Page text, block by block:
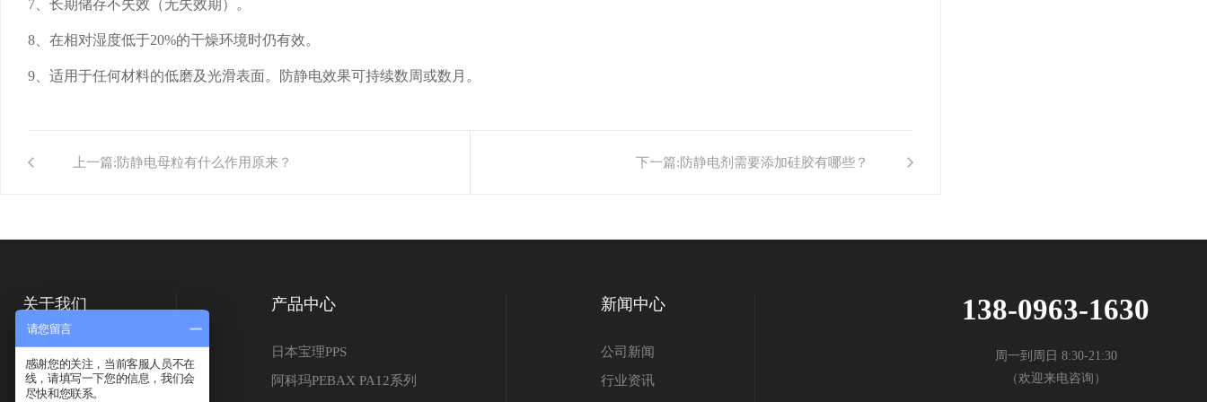
7、长期储存不失效（无失效期）。
8、在相对湿度低于20%的干燥环境时仍有效。
9、适用于任何材料的低磨及光滑表面。防静电效果可持续数周或数月。
上一篇: 防静电母粒有什么作用原来？ 下一篇: 防静电剂需要添加硅胶有哪些？
关于我们
公司简介
应用行业
产品中心
日本宝理PPS
阿科玛PEBAX PA12系列
新闻中心
公司新闻
行业资讯
138-0963-1630
周一到周日 8:30-21:30
（欢迎来电咨询）
请您留言
感谢您的关注，当前客服人员不在
线，请填写一下您的信息，我们会
尽快和您联系。